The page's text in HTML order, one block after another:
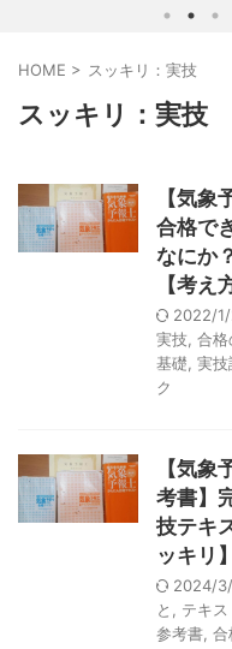
HOME > スッキリ：実技
スッキリ：実技
【気象
合格で
なにか
【考え
2022/
実技, 合格
基礎, 実技
ク
【気
考書】
技テキ
ッキリ】
2024/
と , テキス
参考書, 合